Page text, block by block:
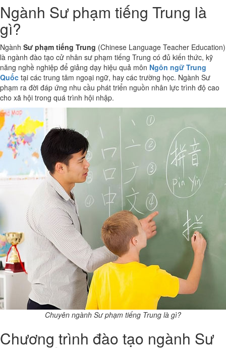
Ngành Sư phạm tiếng Trung là
gì?
Ngành Sư phạm tiếng Trung (Chinese Language Teacher Education)
là ngành đào tạo cử nhân sư phạm tiếng Trung có đủ kiến thức, kỹ
năng nghề nghiệp để giảng dạy hiệu quả môn Ngôn ngữ Trung
Quốc tại các trung tâm ngoại ngữ, hay các trường học. Ngành Sư
phạm ra đời đáp ứng nhu cầu phát triển nguồn nhân lực trình độ cao
cho xã hội trong quá trình hội nhập.
Chuyên ngành Sư phạm tiếng Trung là gì?
Chương trình đào tạo ngành Sư